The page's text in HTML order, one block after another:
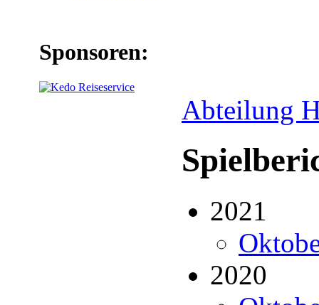
Sponsoren:
Abteilung
2021
2020